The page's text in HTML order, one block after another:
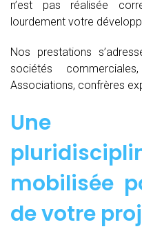
n’est pas réalisée
lourdement votre
Nos prestations
sociétés
Associations, confrères
Une
mobilisée
de votre